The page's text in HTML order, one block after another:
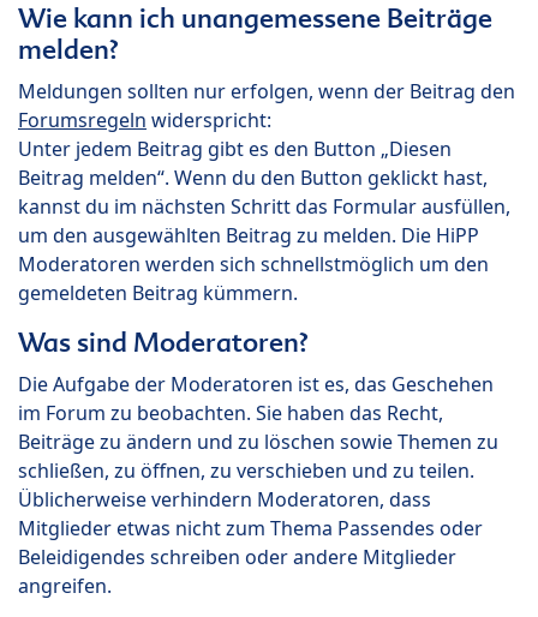
Wie kann ich unangemessene Beiträge
melden?
Meldungen sollten nur erfolgen, wenn der Beitrag den
Forumsregeln widerspricht:
Unter jedem Beitrag gibt es den Button „Diesen
Beitrag melden“. Wenn du den Button geklickt hast,
kannst du im nächsten Schritt das Formular ausfüllen,
um den ausgewählten Beitrag zu melden. Die HiPP
Moderatoren werden sich schnellstmöglich um den
gemeldeten Beitrag kümmern.
Was sind Moderatoren?
Die Aufgabe der Moderatoren ist es, das Geschehen
im Forum zu beobachten. Sie haben das Recht,
Beiträge zu ändern und zu löschen sowie Themen zu
schließen, zu öffnen, zu verschieben und zu teilen.
Üblicherweise verhindern Moderatoren, dass
Mitglieder etwas nicht zum Thema Passendes oder
Beleidigendes schreiben oder andere Mitglieder
angreifen.